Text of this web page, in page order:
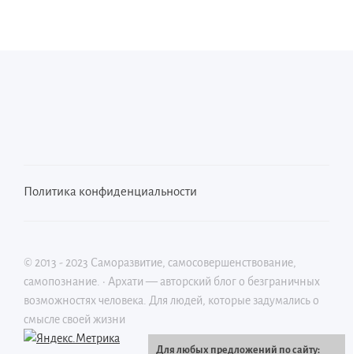
Политика конфиденциальности
© 2013 - 2023 Саморазвитие, самосовершенствование,
самопознание. · Архати — авторский блог о безграничных
возможностях человека. Для людей, которые задумались о
смысле своей жизни
Для любых предложений по сайту: